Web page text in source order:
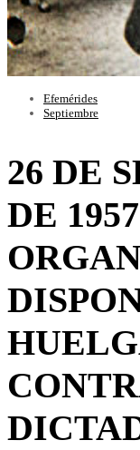
Efemérides
Septiembre
26 DE
DE